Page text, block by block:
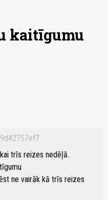
kaitīgumu
trīs reizes nedēļā.
ne vairāk kā trīs reizes